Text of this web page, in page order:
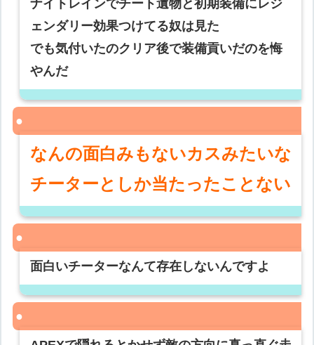
ナイトレインでチート遺物と初期装備にレジ
ェンダリー効果つけてる奴は見た
でも気付いたのクリア後で装備貢いだのを悔
やんだ
なんの面白みもないカスみたいな
チーターとしか当たったことない
面白いチーターなんて存在しないんですよ